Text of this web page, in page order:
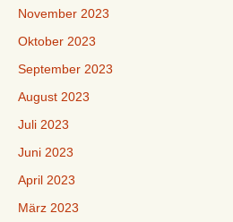
November 2023
Oktober 2023
September 2023
August 2023
Juli 2023
Juni 2023
April 2023
März 2023